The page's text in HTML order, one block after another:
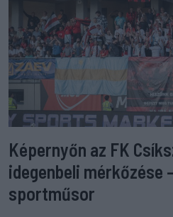
Képernyőn az FK
idegenbeli mérkőzése
sportműsor